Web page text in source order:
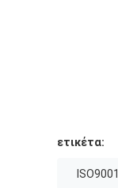
ετικέτα: